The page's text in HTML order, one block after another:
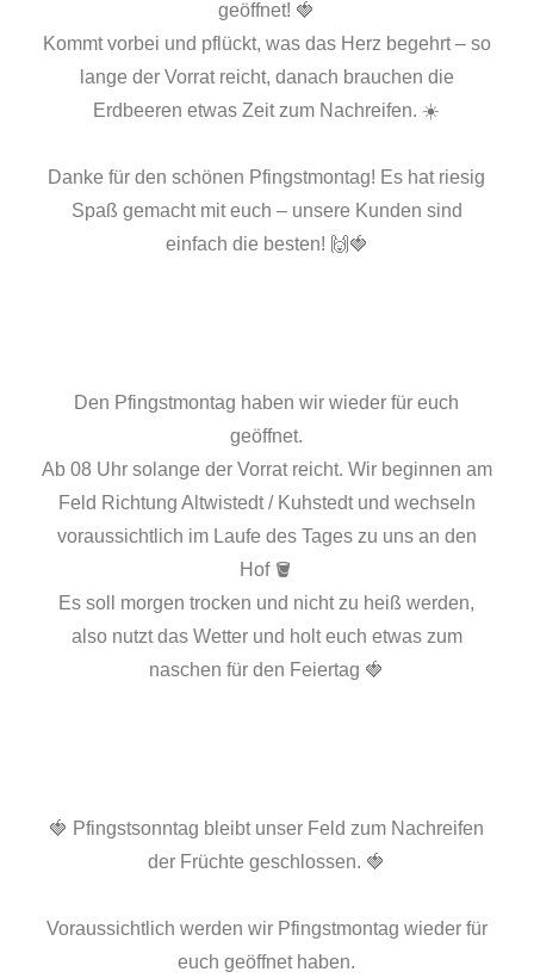
geöffnet! 🍓
Kommt vorbei und pflückt, was das Herz begehrt – so
lange der Vorrat reicht, danach brauchen die
Erdbeeren etwas Zeit zum Nachreifen. ☀️
Danke für den schönen Pfingstmontag! Es hat riesig
Spaß gemacht mit euch – unsere Kunden sind
einfach die besten! 🙌🍓
Den Pfingstmontag haben wir wieder für euch
geöffnet.
Ab 08 Uhr solange der Vorrat reicht. Wir beginnen am
Feld Richtung Altwistedt / Kuhstedt und wechseln
voraussichtlich im Laufe des Tages zu uns an den
Hof 🪣
Es soll morgen trocken und nicht zu heiß werden,
also nutzt das Wetter und holt euch etwas zum
naschen für den Feiertag 🍓
🍓 Pfingstsonntag bleibt unser Feld zum Nachreifen
der Früchte geschlossen. 🍓
Voraussichtlich werden wir Pfingstmontag wieder für
euch geöffnet haben.